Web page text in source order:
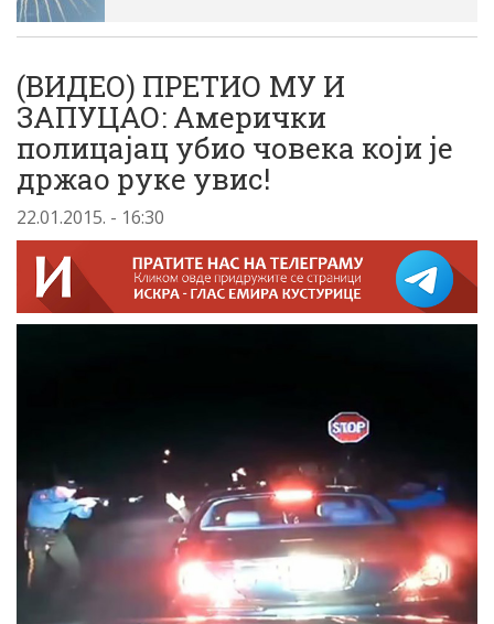
(ВИДЕО) ПРЕТИО МУ И
ЗАПУЦАО: Амерички
полицајац убио човека који је
држао руке увис!
22.01.2015. - 16:30